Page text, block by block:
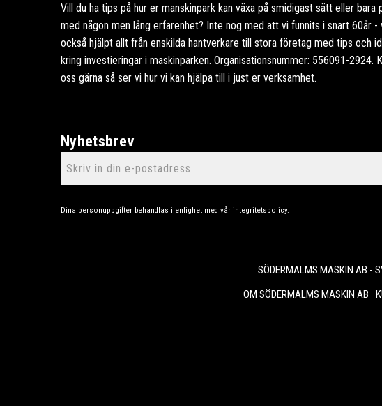
Vill du ha tips på hur er manskinpark kan växa på smidigast sätt eller bara
med någon men lång erfarenhet? Inte nog med att vi funnits i snart 60år -
också hjälpt allt från enskilda hantverkare till stora företag med tips och
kring investieringar i maskinparken. Organisationsnummer: 556091-2924.
oss gärna så ser vi hur vi kan hjälpa till i just er verksamhet.
Nyhetsbrev
Dina personuppgifter behandlas i enlighet med vår integritetspolicy.
SÖDERMALMS MASKIN AB -
OM SÖDERMALMS MASKIN AB